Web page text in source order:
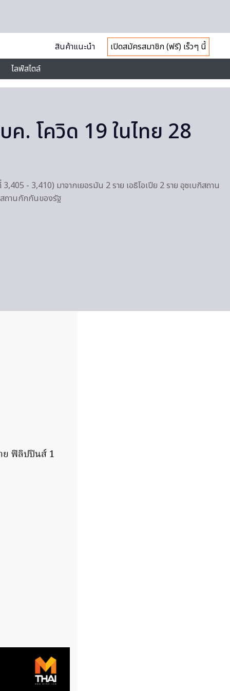
สินค้าแนะนำ
เปิดสมัครสมาชิก (ฟรี) เร็วๆ นี้
ไลฟ์สไตล์
. โควิด 19 ในไทย 28
- 3,410) มาจากเยอรมัน 2 ราย เอธิโอเปีย 2 ราย อุซเบกิสถาน
ถานกักกันของรัฐ
ย ฟิลิปปินส์ 1